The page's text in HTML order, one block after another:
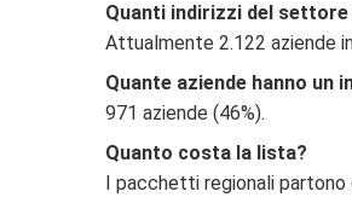
Quanti indirizzi del
Attualmente 2.122 aziende
Quante aziende hanno un
971 aziende (46%).
Quanto costa la lista?
I pacchetti regionali